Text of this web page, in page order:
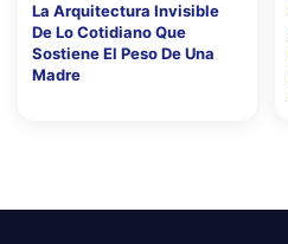
La Arquitectura Invisible
De Lo Cotidiano Que
Sostiene El Peso De Una
Madre